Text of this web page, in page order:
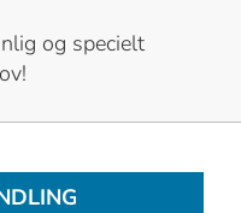
og specielt